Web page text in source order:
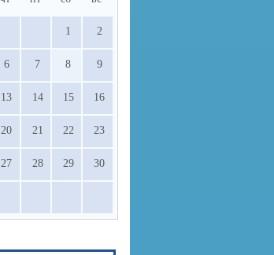
1 2
6 7 8 9
13 14 15 16
20 21 22 23
27 28 29 30